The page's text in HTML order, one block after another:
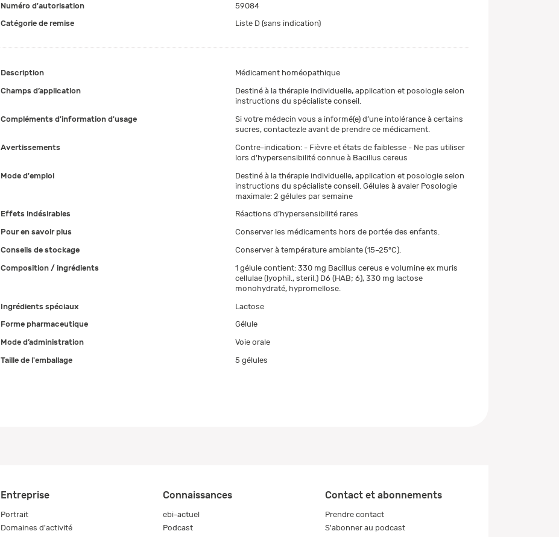
Numéro d'autorisation
59084
Catégorie de remise
Liste D (sans indication)
Description
Médicament homéopathique
Champs d’application
Destiné à la thérapie individuelle, application et posologie selon
instructions du spécialiste conseil.
Compléments d'information d'usage
Si votre médecin vous a informé(e) d’une intolérance à certains
sucres, contactezle avant de prendre ce médicament.
Avertissements
Contre-indication: - Fièvre et états de faiblesse - Ne pas utiliser
lors d’hypersensibilité connue à Bacillus cereus
Mode d'emploi
Destiné à la thérapie individuelle, application et posologie selon
instructions du spécialiste conseil. Gélules à avaler Posologie
maximale: 2 gélules par semaine
Effets indésirables
Réactions d’hypersensibilité rares
Pour en savoir plus
Conserver les médicaments hors de portée des enfants.
Conseils de stockage
Conserver à température ambiante (15–25°C).
Composition / ingrédients
1 gélule contient: 330 mg Bacillus cereus e volumine ex muris
cellulae (lyophil., steril.) D6 (HAB; 6), 330 mg lactose
monohydraté, hypromellose.
Ingrédients spéciaux
Lactose
Forme pharmaceutique
Gélule
Mode d’administration
Voie orale
Taille de l'emballage
5 gélules
Entreprise
Portrait
Domaines d'activité
Connaissances
ebi-actuel
Podcast
Contact et abonnements
Prendre contact
S'abonner au podcast